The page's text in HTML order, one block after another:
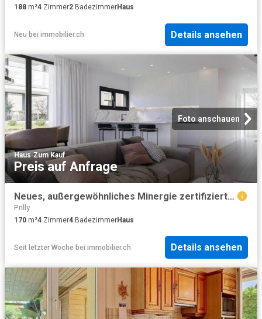
188 m²4 Zimmer2 BadezimmerHaus
Neu bei immobilier.ch Details ansehen
Foto anschauen
Haus·Zum Kauf
Preis auf Anfrage
Neues, außergewöhnliches Minergie zertifiziertes Projekt!
Prilly
170 m²4 Zimmer4 BadezimmerHaus
Seit letzter Woche bei immobilier.ch Details ansehen